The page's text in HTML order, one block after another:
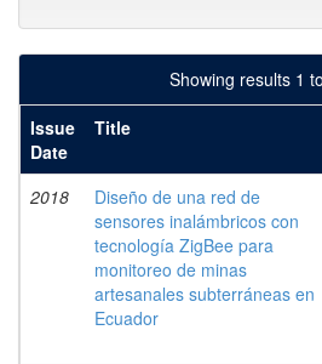
Showing results 1
Issue
Date
Title
2018
Diseño de una red de
sensores inalámbricos con
tecnología ZigBee para
monitoreo de minas
artesanales subterráneas en
Ecuador